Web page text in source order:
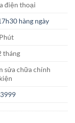
điện thoại
hàng ngày
tháng
sửa chữa chính